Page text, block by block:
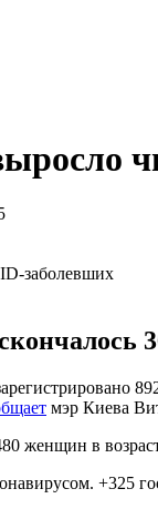
мэр Киева
женщин в
+325